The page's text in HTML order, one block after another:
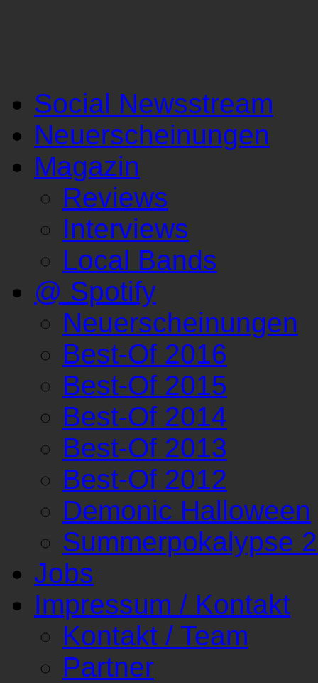
Social Newsstream
Neuerscheinungen
Magazin
Reviews
Interviews
Local Bands
@ Spotify
Neuerscheinungen
Best-Of 2016
Best-Of 2015
Best-Of 2014
Best-Of 2013
Best-Of 2012
Demonic Halloween
Summerpokalypse
Jobs
Impressum / Kontakt
Kontakt / Team
Partner